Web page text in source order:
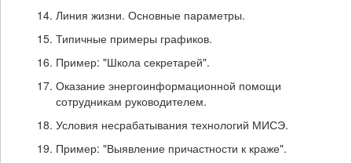
Линия жизни. Основные параметры.
Типичные примеры графиков.
Пример: "Школа секретарей".
Оказание энергоинформационной помощи
сотрудникам руководителем.
Условия несрабатывания технологий МИСЭ.
Пример: "Выявление причастности к краже".